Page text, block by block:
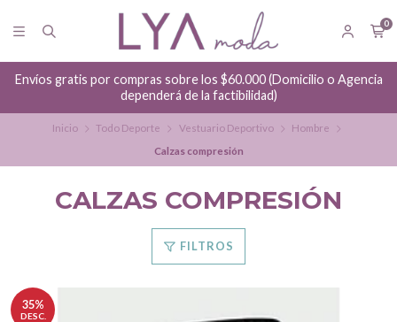
0
Envíos gratis por compras sobre los $60.000 (Domicilio o Agencia
dependerá de la factibilidad)
Inicio Todo Deporte Vestuario Deportivo
Hombre
Calzas compresión
CALZAS COMPRESIÓN
FILTROS
35%
DESC.